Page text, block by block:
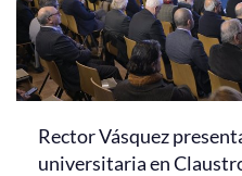
Rector Vásquez
universitaria en